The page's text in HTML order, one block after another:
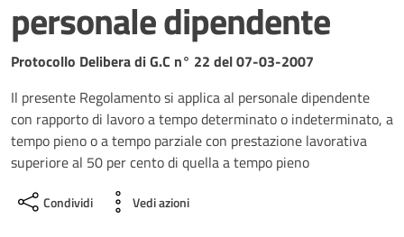
personale dipendente
Dettagli del documento
Protocollo Delibera di G.C n° 22 del 07-03-2007
Il presente Regolamento si applica al personale dipendente
con rapporto di lavoro a tempo determinato o indeterminato, a
tempo pieno o a tempo parziale con prestazione lavorativa
superiore al 50 per cento di quella a tempo pieno
Condividi Vedi azioni